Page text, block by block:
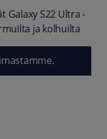
Galaxy S22 Ultra -
ja kolhuilta